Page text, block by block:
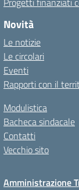
Novità
Le notizie
Le circolari
Eventi
Rapporti con il
Modulistica
Bacheca sindacale
Contatti
Vecchio sito
Amministrazione